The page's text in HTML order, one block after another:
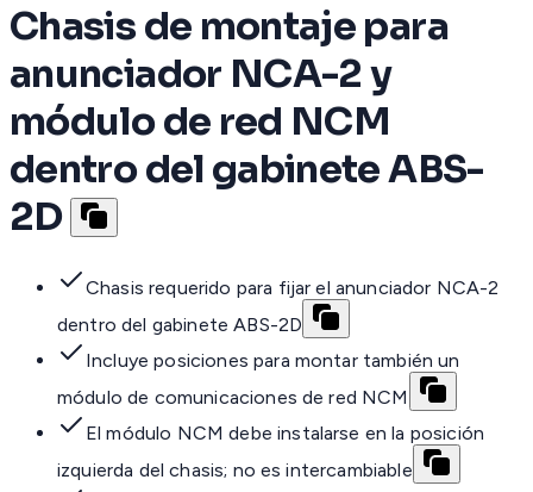
Chasis de montaje para
anunciador NCA-2 y
módulo de red NCM
dentro del gabinete ABS-
2D
Chasis requerido para fijar el anunciador NCA-2
dentro del gabinete ABS-2D
Incluye posiciones para montar también un
módulo de comunicaciones de red NCM
El módulo NCM debe instalarse en la posición
izquierda del chasis; no es intercambiable